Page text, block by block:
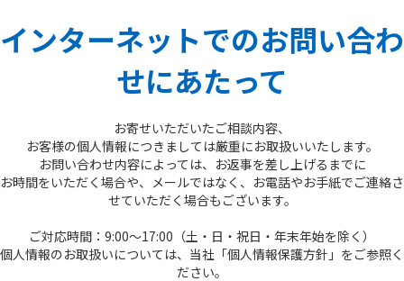
インターネットでのお問い合わ
せにあたって
お寄せいただいたご相談内容、
お客様の個人情報につきましては厳重にお取扱いいたします。
お問い合わせ内容によっては、お返事を差し上げるまでに
お時間をいただく場合や、メールではなく、お電話やお手紙でご連絡さ
せていただく場合もございます。
ご対応時間：9:00～17:00（土・日・祝日・年末年始を除く）
個人情報のお取扱いについては、当社「個人情報保護方針」をご参照く
ださい。